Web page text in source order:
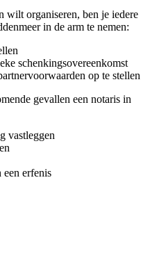
wilt organiseren, ben je iedere
in de arm te nemen:
schenkingsovereenkomst
op te stellen
gevallen een notaris in
vastleggen
erfenis